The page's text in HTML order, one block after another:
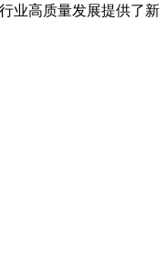
业高质量发展提供了新